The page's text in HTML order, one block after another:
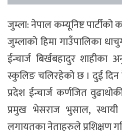
जुम्ला: नेपाल कम्यूनिष्ट पार्टीको
जुम्लाको हिमा गाउँपालिका
ईन्चार्ज बिर्खबहादुर शाहीका
स्कुलिङ चलिरहेको छ । दुई दिन
प्रदेश ईन्चार्ज कर्णजित
प्रमुख भेसराज भुसाल,
लगायतका नेताहरुले प्रशिक्षण